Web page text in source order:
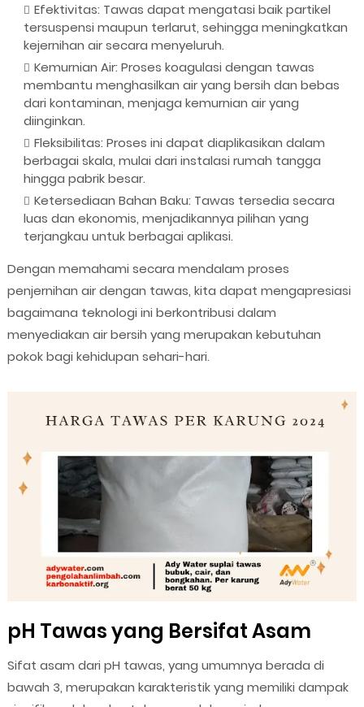
Efektivitas: Tawas dapat mengatasi baik partikel
tersuspensi maupun terlarut, sehingga meningkatkan
kejernihan air secara menyeluruh.
Kemurnian Air: Proses koagulasi dengan tawas
membantu menghasilkan air yang bersih dan bebas
dari kontaminan, menjaga kemurnian air yang
diinginkan.
Fleksibilitas: Proses ini dapat diaplikasikan dalam
berbagai skala, mulai dari instalasi rumah tangga
hingga pabrik besar.
Ketersediaan Bahan Baku: Tawas tersedia secara
luas dan ekonomis, menjadikannya pilihan yang
terjangkau untuk berbagai aplikasi.
Dengan memahami secara mendalam proses
penjernihan air dengan tawas, kita dapat mengapresiasi
bagaimana teknologi ini berkontribusi dalam
menyediakan air bersih yang merupakan kebutuhan
pokok bagi kehidupan sehari-hari.
pH Tawas yang Bersifat Asam
Sifat asam dari pH tawas, yang umumnya berada di
bawah 3, merupakan karakteristik yang memiliki dampak